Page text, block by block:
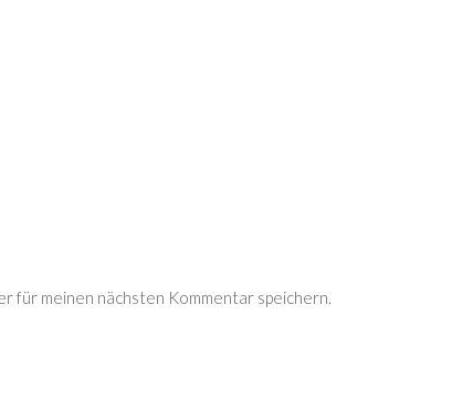
für meinen nächsten Kommentar speichern.